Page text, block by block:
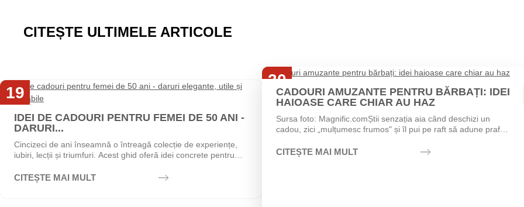
CITEȘTE ULTIMELE ARTICOLE
19
IDEI DE CADOURI PENTRU FEMEI DE 50 ANI -
DARURI...
Cincizeci de ani înseamnă o întreagă colecție de experiențe,
iubiri, lecții și triumfuri. Acest ghid oferă idei concrete pentru
CITEȘTE MAI MULT
30
Iul
CADOURI AMUZANTE PENTRU BĂRBAȚI: IDEI
HAIOASE CARE CHIAR AU HAZ
Sursa foto: Magnific.comȘtii senzația aia când deschizi un
cadou, zici „mulțumesc frumos" și îl pui pe raft să adune praf?
CITEȘTE MAI MULT